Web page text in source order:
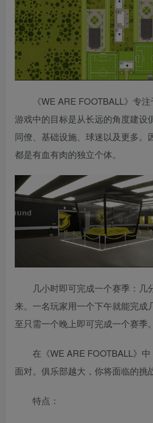
《WE ARE FOOTBALL》专
游戏中的目标是从长远的角度建设
同僚、基础设施、球迷以及更多。
都是有血有肉的独立个体。
几小时即可完成一个赛季：几
来。一名玩家用一个下午就能完成
至只需一个晚上即可完成一个赛季。
在《WE ARE FOOTBALL》
面对。俱乐部越大，你将面临的挑
特点：